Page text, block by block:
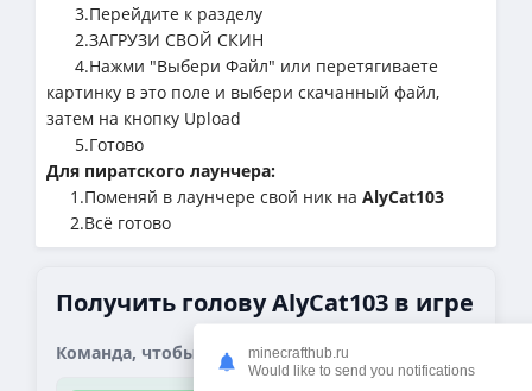
3.Перейдите к разделу
2.ЗАГРУЗИ СВОЙ СКИН
4.Нажми "Выбери Файл" или перетягиваете
картинку в это поле и выбери скачанный файл,
затем на кнопку Upload
5.Готово
Для пиратского лаунчера:
1.Поменяй в лаунчере свой ник на AlyCat103
2.Всё готово
Получить голову AlyCat103 в игре
Команда, чтобы получить блок:
minecrafthub.ru
Would like to send you notifications